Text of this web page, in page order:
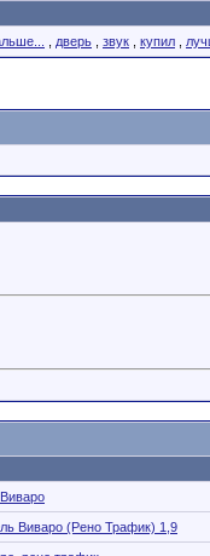
дверь звук купил
Виваро (Рено Трафик) 1,9